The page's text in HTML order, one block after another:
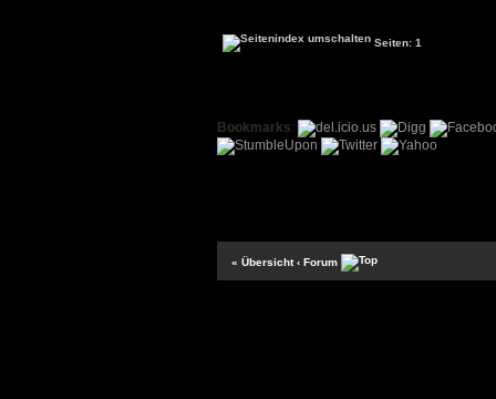
Seiten: 1
Bookmarks:
« Übersicht ‹ Forum